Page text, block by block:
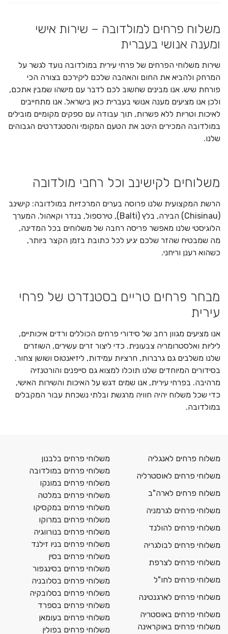
משלוח פרחים למולדובה – שירות אישי
ומענה אנושי בעברית
שירות משלוחי הפרחים של פרחי עירית במולדובה נועד לגשר על
המרחק ולהביא את החום והאהבה שלכם ליקירכם בצורה הכי
פורחת שיש. אנו מבינים שחשוב לכם לדבר עם מישהו שמבין אתכם,
ולכן אנו מציעים מענה אנושי בעברית כאן בישראל. אנו מתחייבים
לאיכות וטריות ללא פשרות, תוך עבודה עם ספקים מקומיים מובילים
במולדובה המכירים היטב את הטעם המקומי והסטנדרטים הגבוהים
שלנו.
משלוחים לקישינב וכל רחבי מולדובה
הרשת המקצועית שלנו פרוסה בערים המרכזיות במולדובה: קישינב
(Chisinau) הבירה, בלץ (Balti), טירספול, בנדר וקאהול. המערך
הלוגיסטי שלנו מאפשר פריסה רחבה של משלוחים בכל המדינה,
מה שמבטיח שהזר שלכם יגיע לכל כתובת בזמן הקצר ביותר,
כשהוא רענן וריחני.
מבחר פרחים טריים בסטנדרט של פרחי
עירית
אנו מציעים מגוון רחב של סידורי פרחים הכוללים ורדים איכותיים,
ליליות ואלסטרומריה צבעונית. כדי ליצור זרים עשירים, השוזרים
שלנו משלבים גם גרברות, חרציות עמידות, ליזיאנטוס ושושן צחור.
בסידורים המיוחדים שלנו תוכלו למצוא גם סייפנים והורטנזיה
מרהיבה. בפרחי עירית, אנו שמים דגש על האיכות והשירות האישי,
כדי שכל משלוח יהיה חוויה מרגשת ובלתי נשכחת עבור המקבלים
במולדובה.
משלוח פרחים לאנגליה
משלוחי פרחים לאוסטרליה
משלוח פרחים לארה"ב
משלוחי פרחים לגרמניה
משלוחי פרחים להולנד
משלוחי פרחים לבולגריה
משלוחי פרחים לצרפת
משלוחי פרחים לחו"ל
משלוחי פרחים לארגנטינה
משלוחי פרחים באוסטריה
משלוחי פרחים באוקראינה
משלוחי פרחים בלבנון
משלוחי פרחים במולדובה
משלוחי פרחים במונקו
משלוחי פרחים במלטה
משלוחי פרחים במקסיקו
משלוחי פרחים במרוקו
משלוחי פרחים בנורווגיה
משלוחי פרחים בניו זילנד
משלוחי פרחים בסין
משלוחי פרחים בסינגפור
משלוחי פרחים בסלובניה
משלוחי פרחים בסלובקיה
משלוחי פרחים בספרד
משלוחי פרחים בעומאן
משלוחי פרחים בפולין